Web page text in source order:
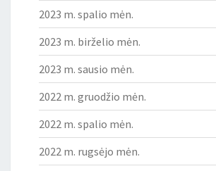
2023 m. spalio mėn.
2023 m. birželio mėn.
2023 m. sausio mėn.
2022 m. gruodžio mėn.
2022 m. spalio mėn.
2022 m. rugsėjo mėn.